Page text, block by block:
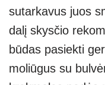
sutarkavus juos
dalį skysčio
būdas pasiekti
moliūgus su